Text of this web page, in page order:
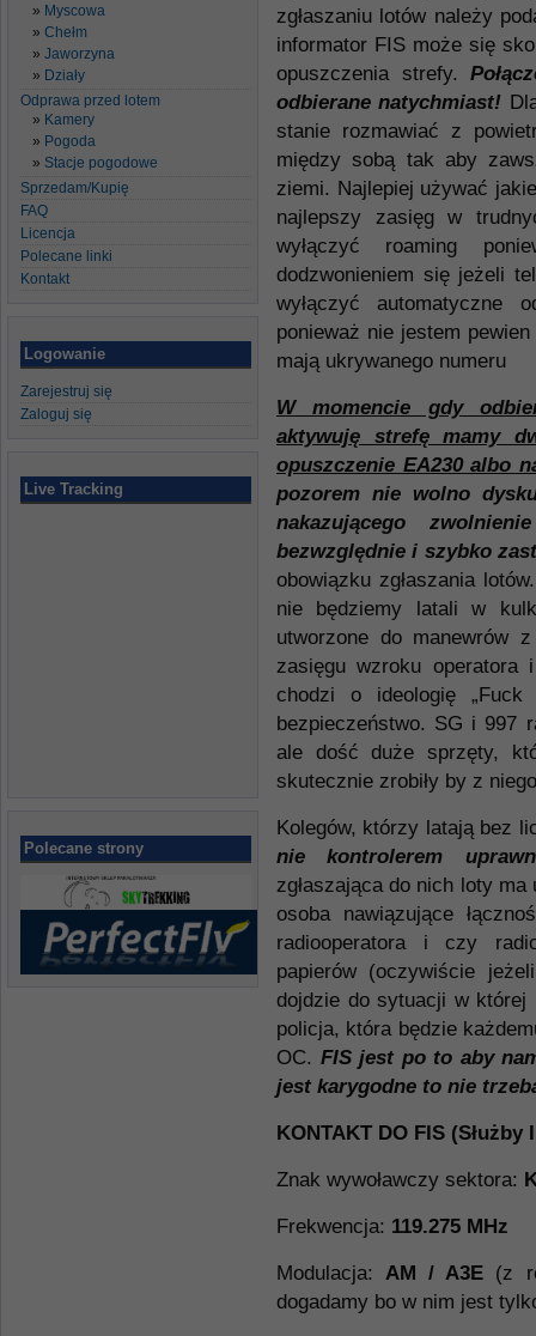
Myscowa
Chełm
Jaworzyna
Działy
Odprawa przed lotem
Kamery
Pogoda
Stacje pogodowe
Sprzedam/Kupię
FAQ
Licencja
Polecane linki
Kontakt
Logowanie
Zarejestruj się
Zaloguj się
Live Tracking
Polecane strony
zgłaszaniu lotów należy
informator FIS może się
opuszczenia strefy.
odbierane natychmiast!
stanie rozmawiać z
między sobą tak aby
ziemi. Najlepiej używać
najlepszy zasięg w
wyłączyć roaming
dodzwonieniem się jeżeli
wyłączyć automatyczne
ponieważ nie jestem
mają ukrywanego numeru
W momencie gdy
aktywuję strefę mamy
opuszczenie EA230 albo
pozorem nie wolno
nakazującego
bezwzględnie i szybko
obowiązku zgłaszania
nie będziemy latali w
utworzone do manewrów
zasięgu wzroku
chodzi o ideologię
bezpieczeństwo. SG i 997
ale dość duże sprzęty,
skutecznie zrobiły by z
Kolegów, którzy latają bez
nie kontrolerem
zgłaszająca do nich loty
osoba nawiązujące
radiooperatora i czy
papierów (oczywiście
dojdzie do sytuacji w której
policja, która będzie
OC. FIS jest po to aby
jest karygodne to nie
KONTAKT DO FIS
Znak wywoławczy sektora:
Frekwencja: 119.275 MHz
Modulacja:AM / A3E (z
dogadamy bo w nim jest